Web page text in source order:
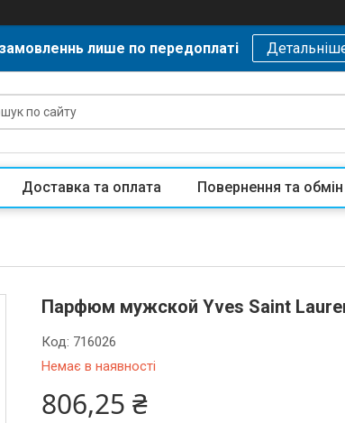
лише по передоплаті
Доставка та оплата Повернення та обмін
Парфюм мужской Yves Saint
Немає в наявності
Код: 716026
806,25 ₴